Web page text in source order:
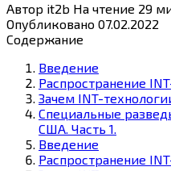
Автор it2b На чтение 29
Опубликовано 07.02.2022
Содержание
Введение
Распространение
Зачем INT-
Специальные
США. Часть 1.
Введение
Распространение